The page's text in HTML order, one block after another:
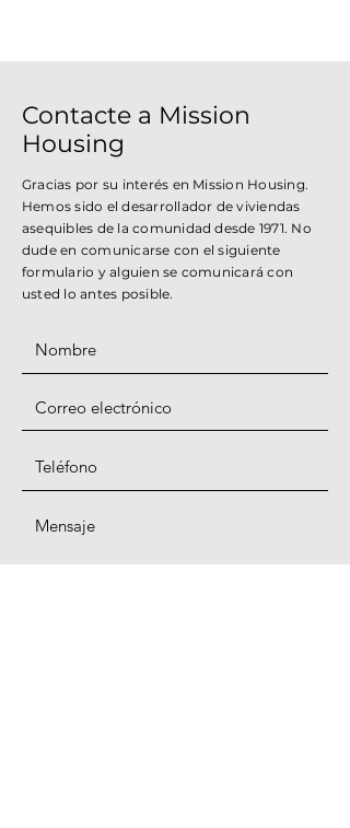
Contacte a Mission
Housing
Gracias por su interés en Mission Housing.
Hemos sido el desarrollador de viviendas
asequibles de la comunidad desde 1971. No
dude en comunicarse con el siguiente
formulario y alguien se comunicará con
usted lo antes posible.